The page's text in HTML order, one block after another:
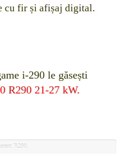
cu fir și afișaj digital.
i-290 le găsești
R290 21-27 kW.
R290.